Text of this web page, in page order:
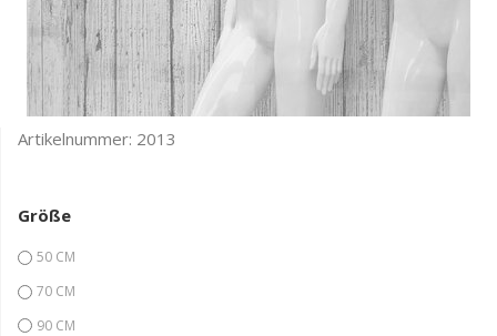
Artikelnummer: 2013
Größe
50 CM
70 CM
90 CM